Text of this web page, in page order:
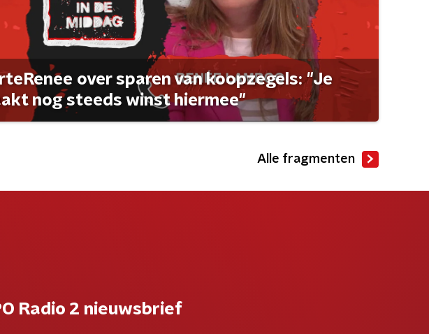
over sparen van koopzegels: "Je
nog steeds winst hiermee"
Alle fragmenten
Radio 2 nieuwsbrief